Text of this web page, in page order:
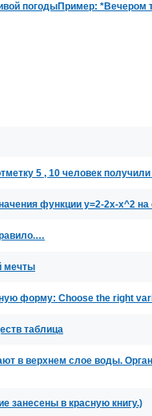
погодыПример: *Вечером
5 , 10 человек
функции y=2-2x-x^2 на
мечты
форму: Choose the right
таблица
в верхнем слое воды.
занесены в красную книгу.)